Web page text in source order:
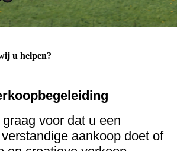
u helpen?
voor dat u een
aankoop doet of